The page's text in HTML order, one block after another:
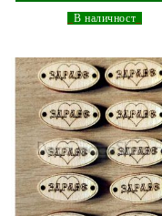
В наличност